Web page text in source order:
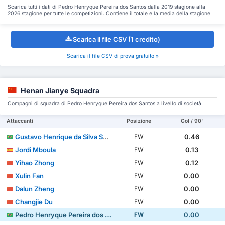
Scarica tutti i dati di Pedro Henryque Pereira dos Santos dalla 2019 stagione alla
2026 stagione per tutte le competizioni. Contiene il totale e la media della stagione.
Scarica il file CSV (1 credito)
Scarica il file CSV di prova gratuito »
Henan Jianye Squadra
Compagni di squadra di Pedro Henryque Pereira dos Santos a livello di società
Attaccanti Posizione Gol / 90'
Gustavo Henrique da Silva Sousa FW
0.46
Jordi Mboula
FW
0.13
Yihao Zhong
FW
0.12
Xulin Fan
FW
0.00
Dalun Zheng
FW
0.00
Changjie Du
FW
0.00
Pedro Henryque Pereira dos Santos
FW 0.00